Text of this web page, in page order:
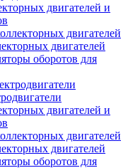
двигателей и
двигателей
двигателей
оборотов для
двигателей и
двигателей
двигателей
оборотов для